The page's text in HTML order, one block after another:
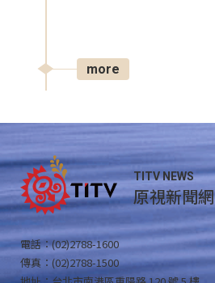
more
TITV NEWS
原視新聞網
電話：(02)2788-1600
傳真：(02)2788-1500